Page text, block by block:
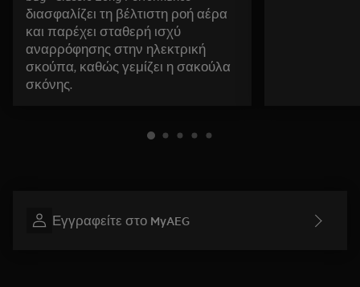
διασφαλίζει τη βέλτιστη ροή αέρα
και παρέχει σταθερή ισχύ
αναρρόφησης στην ηλεκτρική
σκούπα, καθώς γεμίζει η σακούλα
σκόνης.
Εγγραφείτε στο MyAEG